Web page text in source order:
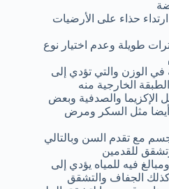
حذاء على الأرضيات
طويلة وعدم اختيار نوع
في الوزن والتي تؤدي إلى
الخارجية منه
الإكزيما والصدفية وبعض
أيضا مثل السكر ومرض
مع تقدم السن وبالتالي
للقدمين
فيه للمياه يؤدي إلى
الجفاف والتشقق